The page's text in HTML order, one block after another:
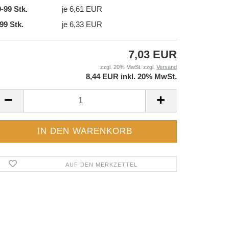
99 Stk.
je 6,61 EUR
Stk.
je 6,33 EUR
7,03 EUR
zzgl. 20% MwSt. zzgl. Versand
8,44 EUR inkl. 20% MwSt.
AUF DEN MERKZETTEL